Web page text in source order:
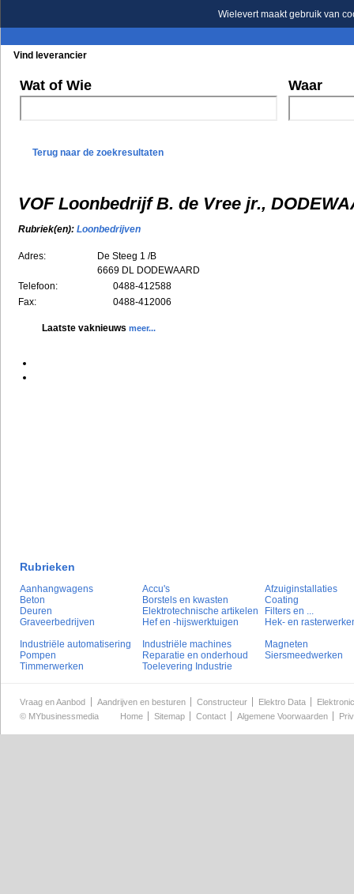
Wielevert maakt gebruik van
Vind leverancier
Wat of Wie Waar
Terug naar de zoekresultaten
VOF Loonbedrijf B. de Vree jr.,
Rubriek(en): Loonbedrijven
Adres:
De Steeg 1 /B
6669 DL DODEWAARD
Telefoon:
0488-412588
Fax:
0488-412006
Laatste vaknieuws meer...
Rubrieken
Aanhangwagens Accu's
Afzuiginstallaties
Beton
Borstels en kwasten
Coating
Deuren
Elektrotechnische artikelen
Filters en ...
Graveerbedrijven
Hef en -hijswerktuigen
Hek- en
Industriële automatisering
Industriële machines
Magneten
Pompen
Reparatie en onderhoud
Siersmeedwerken
Timmerwerken
Toelevering Industrie
Vraag en Aanbod Aandrijven en besturen Constructeur Elektro Data
© MYbusinessmedia Home Sitemap Contact Algemene Voorwaarden